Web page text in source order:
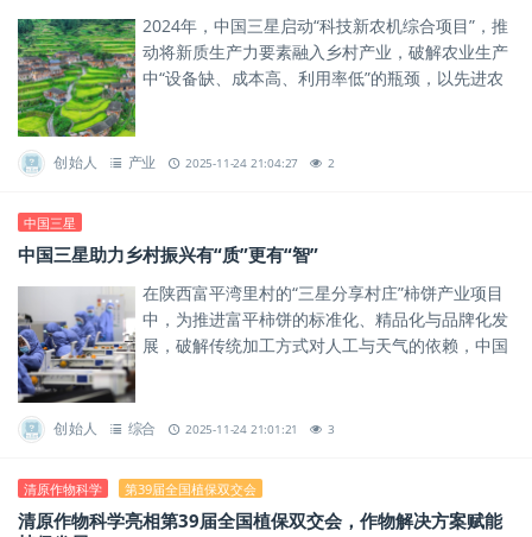
2024年，中国三星启动“科技新农机综合项目”，推
动将新质生产力要素融入乡村产业，破解农业生产
中“设备缺、成本高、利用率低”的瓶颈，以先进农
创始人 产业 2025-11-24 21:04:27 2
中国三星
中国三星助力乡村振兴有“质”更有“智”
在陕西富平湾里村的“三星分享村庄”柿饼产业项目
中，为推进富平柿饼的标准化、精品化与品牌化发
展，破解传统加工方式对人工与天气的依赖，中国
创始人 综合 2025-11-24 21:01:21 3
清原作物科学 第39届全国植保双交会
清原作物科学亮相第39届全国植保双交会，作物解决方案赋能